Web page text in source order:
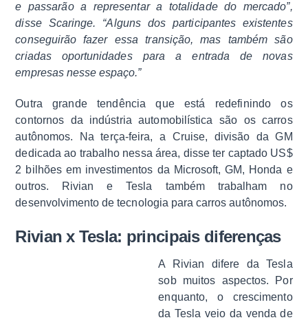
e passarão a representar a totalidade do mercado”,
disse Scaringe. “Alguns dos participantes existentes
conseguirão fazer essa transição, mas também são
criadas oportunidades para a entrada de novas
empresas nesse espaço.”
Outra grande tendência que está redefinindo os
contornos da indústria automobilística são os carros
autônomos. Na terça-feira, a Cruise, divisão da GM
dedicada ao trabalho nessa área, disse ter captado US$
2 bilhões em investimentos da Microsoft, GM, Honda e
outros. Rivian e Tesla também trabalham no
desenvolvimento de tecnologia para carros autônomos.
Rivian x Tesla: principais diferenças
A Rivian difere da Tesla
sob muitos aspectos. Por
enquanto, o crescimento
da Tesla veio da venda de